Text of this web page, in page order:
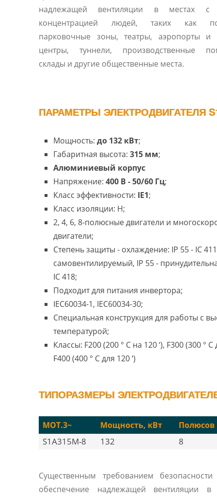
надлежащей вентиляции в местах с
концентрацией людей, таких как
парковочные зоны, театры, аэропорты и
центры, туннели, производственные
склады и другие общественные места.
ПАРАМЕТРЫ ЭЛЕКТРОДВИГАТЕЛЯ
Мощность: до 132 кВт;
Габаритная высота: 315 мм;
Алюминиевый корпус
Напряжение: 400 В - 50/60 Гц;
Класс эффективности: IE1;
Класс изоляции: H;
2, 4, 6, 8-полюсные двигатели и
двигатели;
Степень защиты - охлаждение: IP 55 - IC 411
самовентилируемый, IP 55 -
IC 418;
Подходит для питания инвертора;
IEC60034-1, IEC60034-30;
Специальная конструкция для работы с
температурой;
Классы: F200 (200 ° C на 120 ‘), F300 (300 ° C
F400 (400 ° C для 120 ‘)
ТИПОРАЗМЕРЫ
MOT.3~ Мощность, кВт Полюсов
S1A315M-8 132 8
Существенным требованием безопасности
обеспечение надлежащей вентиляции